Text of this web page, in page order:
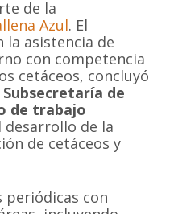
de la
Azul. El
la asistencia de
con competencia
cetáceos, concluyó
de
de trabajo
desarrollo de la
de cetáceos y
periódicas con